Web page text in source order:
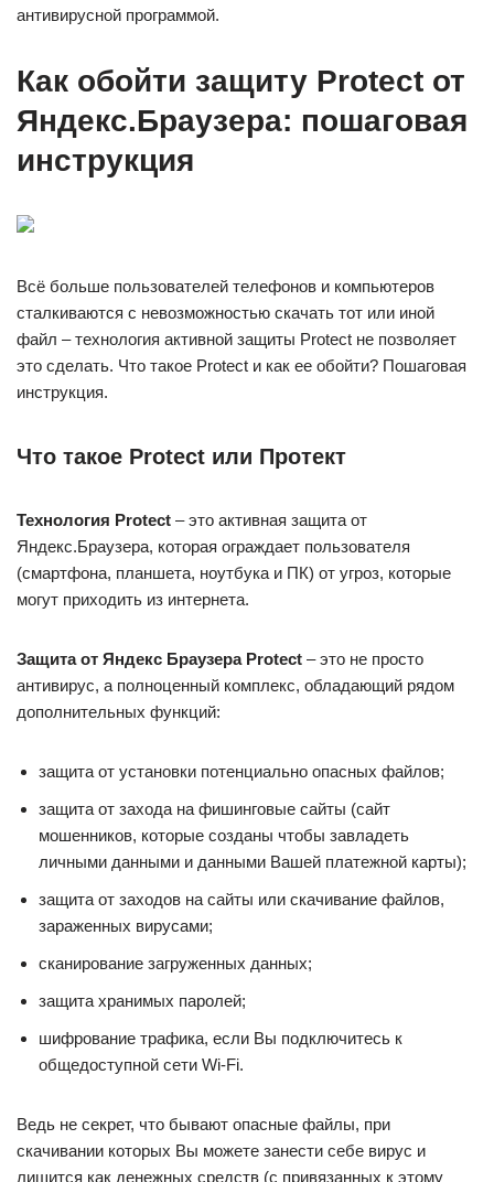
антивирусной программой.
Как обойти защиту Protect от
Яндекс.Браузера: пошаговая
инструкция
Всё больше пользователей телефонов и компьютеров
сталкиваются с невозможностью скачать тот или иной
файл – технология активной защиты Protect не позволяет
это сделать. Что такое Protect и как ее обойти? Пошаговая
инструкция.
Что такое Protect или Протект
Технология Protect – это активная защита от
Яндекс.Браузера, которая ограждает пользователя
(смартфона, планшета, ноутбука и ПК) от угроз, которые
могут приходить из интернета.
Защита от Яндекс Браузера Protect – это не просто
антивирус, а полноценный комплекс, обладающий рядом
дополнительных функций:
защита от установки потенциально опасных файлов;
защита от захода на фишинговые сайты (сайт
мошенников, которые созданы чтобы завладеть
личными данными и данными Вашей платежной карты);
защита от заходов на сайты или скачивание файлов,
зараженных вирусами;
сканирование загруженных данных;
защита хранимых паролей;
шифрование трафика, если Вы подключитесь к
общедоступной сети Wi-Fi.
Ведь не секрет, что бывают опасные файлы, при
скачивании которых Вы можете занести себе вирус и
лишится как денежных средств (с привязанных к этому